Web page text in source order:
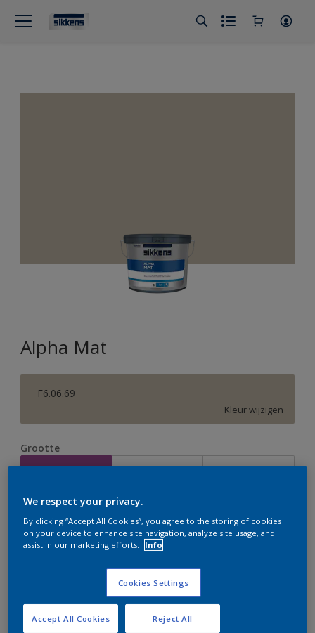
Alpha Mat
F6.06.69
Kleur wijzigen
Grootte
2,5 L 5 L 10 L
Verfcalculator
Bereken
Op dit moment is het niet mogelijk dit product online
te bestellen. Houd de website in de gaten, we werken
er hard aan om de voorraad aan te vullen.
We respect your privacy.
By clicking “Accept All Cookies”, you agree to the storing of cookies
on your device to enhance site navigation, analyze site usage, and
assist in our marketing efforts.
Info
Cookies Settings
Reject All
Accept All Cookies